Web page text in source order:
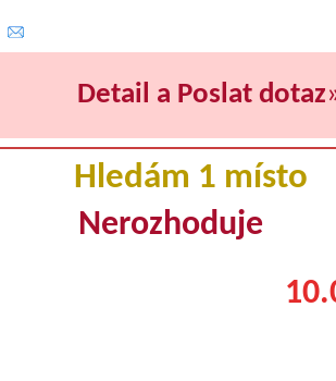
Detail a Poslat dotaz
Hledám 1 místo
Nerozhoduje